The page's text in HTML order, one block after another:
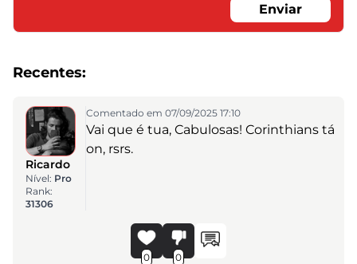
Enviar
Recentes:
Ricardo
Nível: Pro
Rank:
31306
Comentado em 07/09/2025 17:10
Vai que é tua, Cabulosas! Corinthians tá
on, rsrs.
0 0